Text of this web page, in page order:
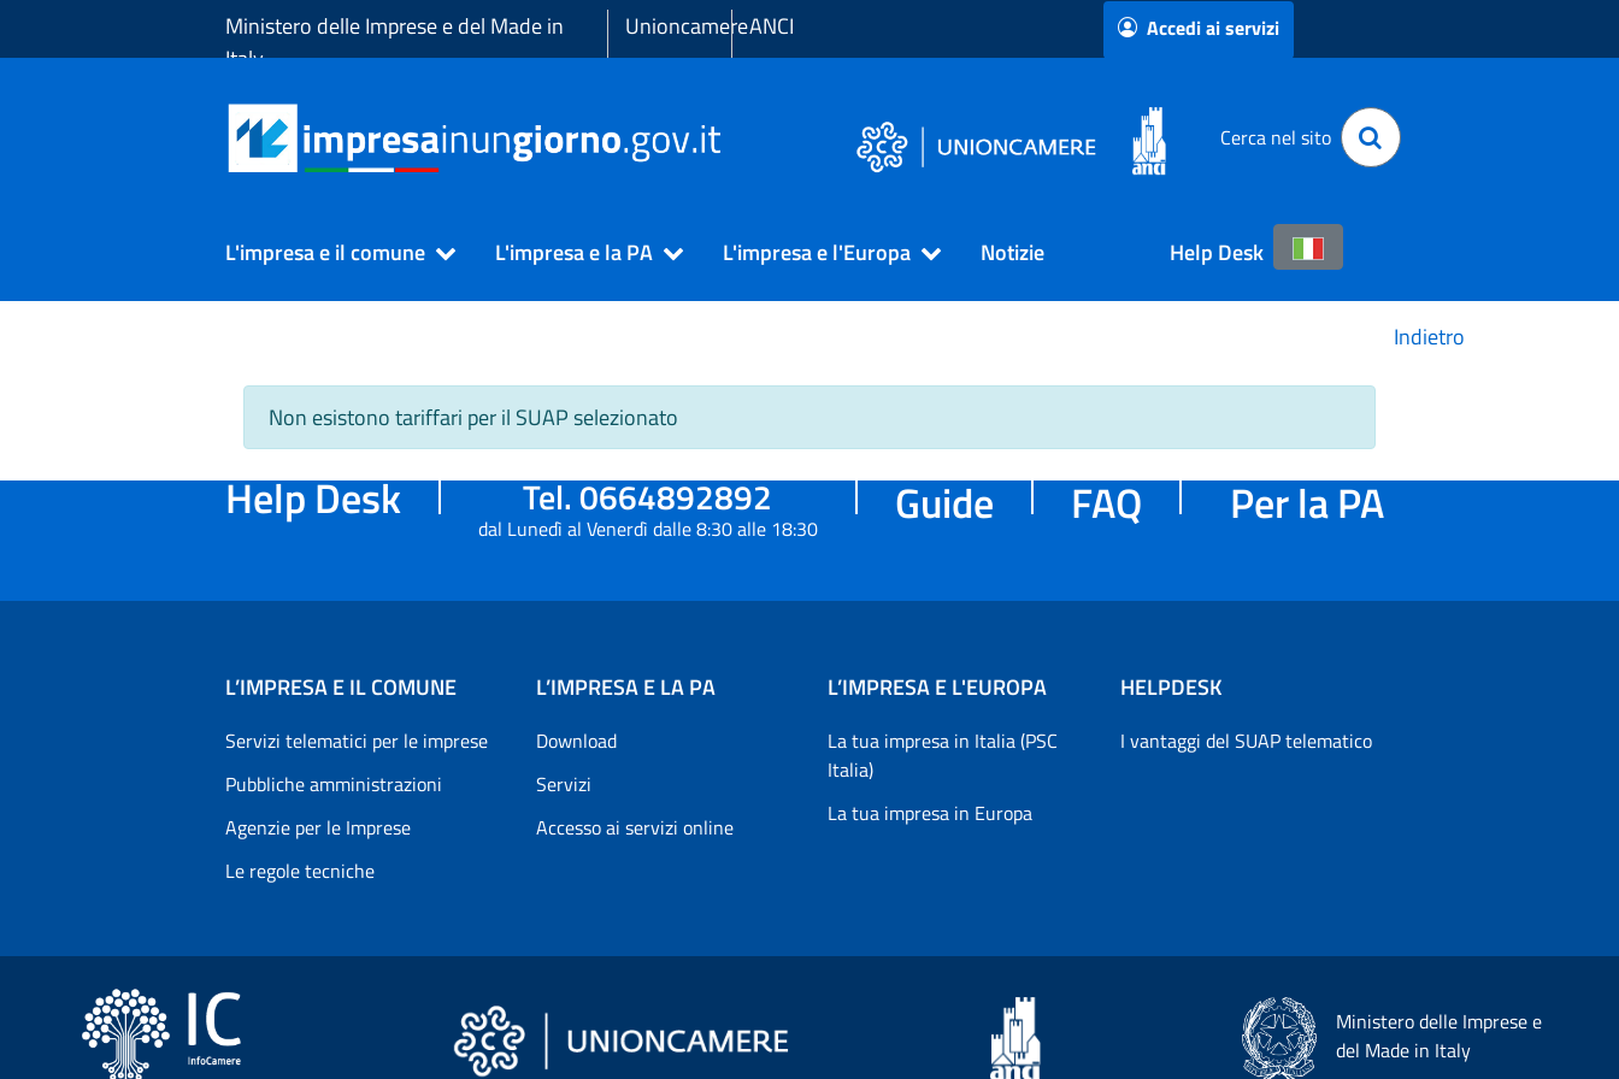
Ministero delle Imprese e del Made in
Italy
UnioncamereANCI Accedi ai servizi
Cerca nel sito
L'impresa e il comune L'impresa e la PA L'impresa e l'Europa Notizie Help Desk
Non esistono tariffari per il SUAP selezionato
Indietro
Help Desk Tel. 0664892892
dal Lunedì al Venerdì dalle 8:30 alle 18:30 Guide FAQ Per la PA
L’IMPRESA E IL COMUNE
Servizi telematici per le imprese
Pubbliche amministrazioni
Agenzie per le Imprese
Le regole tecniche
L’IMPRESA E LA PA
Download
Servizi
Accesso ai servizi online
L’IMPRESA E L'EUROPA
La tua impresa in Italia (PSC
Italia)
La tua impresa in Europa
HELPDESK
I vantaggi del SUAP telematico
Ministero delle Imprese e
del Made in Italy